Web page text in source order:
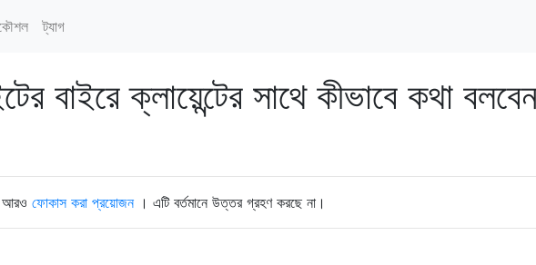
ট্যাগ
বাইরে ক্লায়েন্টের সাথে কীভাবে কথা
আরও ফোকাস করা প্রয়োজন। এটি বর্তমানে উত্তর গ্রহণ করছে না।